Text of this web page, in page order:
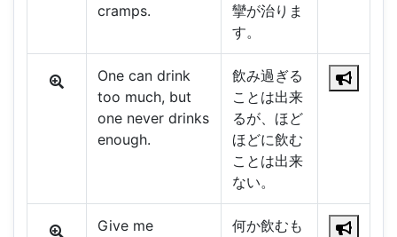
cramps.
攣が治りま
す。
One can drink
too much, but
one never drinks
enough.
飲み過ぎる
ことは出来
るが、ほど
ほどに飲む
ことは出来
ない。
Give me
何か飲むも